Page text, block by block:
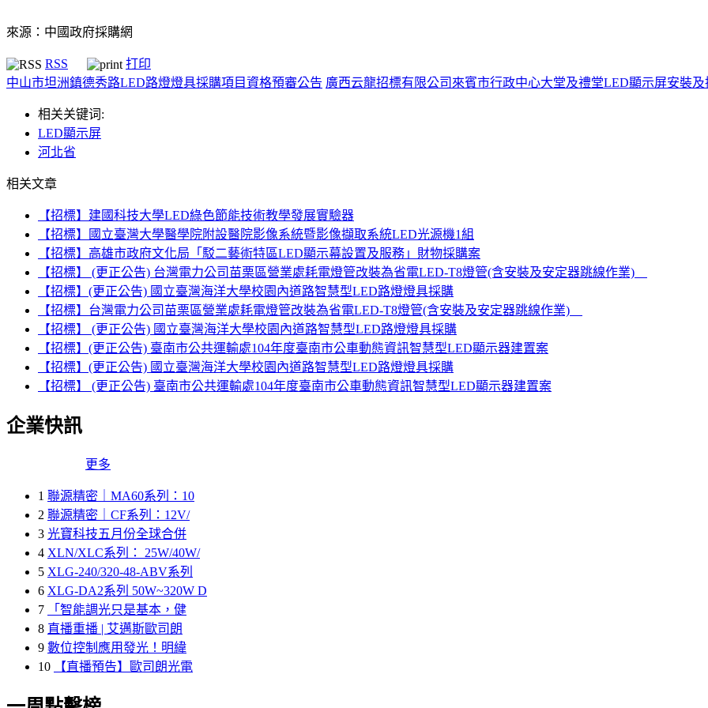
來源：中國政府採購網
RSS
打印
中山市坦洲鎮德秀路LED路燈燈具採購項目資格預審公告 廣西云龍招標有限公司來賓市行政中心大堂及禮堂LED顯示屏安裝及
相关关键词:
LED顯示屏
河北省
相关文章
【招標】建國科技大學LED綠色節能技術教學發展實驗器
【招標】國立臺灣大學醫學院附設醫院影像系統暨影像擷取系統LED光源機1組
【招標】高雄市政府文化局「駁二藝術特區LED顯示幕設置及服務」財物採購案
【招標】 (更正公告) 台灣電力公司苗栗區營業處耗電燈管改裝為省電LED-T8燈管(含安裝及安定器跳線作業)
【招標】(更正公告) 國立臺灣海洋大學校園內道路智慧型LED路燈燈具採購
【招標】台灣電力公司苗栗區營業處耗電燈管改裝為省電LED-T8燈管(含安裝及安定器跳線作業)
【招標】 (更正公告) 國立臺灣海洋大學校園內道路智慧型LED路燈燈具採購
【招標】(更正公告) 臺南市公共運輸處104年度臺南市公車動態資訊智慧型LED顯示器建置案
【招標】(更正公告) 國立臺灣海洋大學校園內道路智慧型LED路燈燈具採購
【招標】 (更正公告) 臺南市公共運輸處104年度臺南市公車動態資訊智慧型LED顯示器建置案
企業快訊
更多
1 聯源精密｜MA60系列：10
2 聯源精密｜CF系列：12V/
3 光寶科技五月份全球合併
4 XLN/XLC系列： 25W/40W/
5 XLG-240/320-48-ABV系列
6 XLG-DA2系列 50W~320W D
7
「智能調光只是基本，健
8 直播重播 | 艾邁斯歐司朗
9 數位控制應用發光！明緯
10
【直播預告】歐司朗光電